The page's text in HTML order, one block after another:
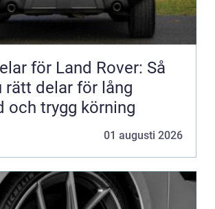
för Land Rover: Så
rätt delar för lång
och trygg körning
01 augusti 2026